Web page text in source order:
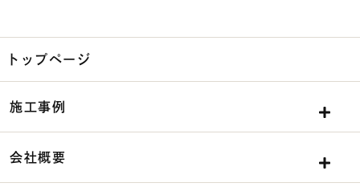
トップページ
施工事例
会社概要